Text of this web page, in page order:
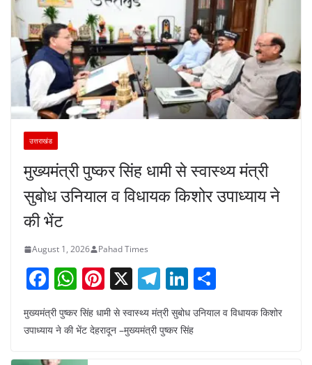
उत्तराखंड
मुख्यमंत्री पुष्कर सिंह धामी से स्वास्थ्य मंत्री
सुबोध उनियाल व विधायक किशोर उपाध्याय ने
की भेंट
August 1, 2026 Pahad Times
F
a
c
W
h
at
Pi
nt
er
e
X T
el
e
gr
Li
n
k ar
मुख्यमंत्री पुष्कर सिंह धामी से स्वास्थ्य मंत्री सुबोध उनियाल व विधायक किशोर
उपाध्याय ने की भेंट देहरादून –मुख्यमंत्री पुष्कर सिंह